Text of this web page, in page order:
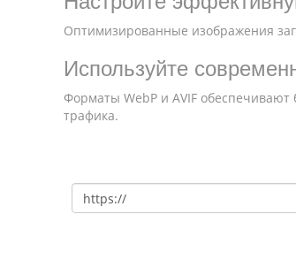
Оптимизированные изображения
Используйте
Форматы WebP и AVIF обеспечивают
трафика.